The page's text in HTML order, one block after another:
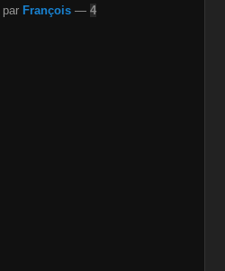
par François —4